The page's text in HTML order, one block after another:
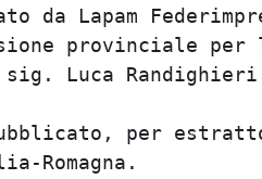
da Lapam
provinciale
Luca
per
Romagna.